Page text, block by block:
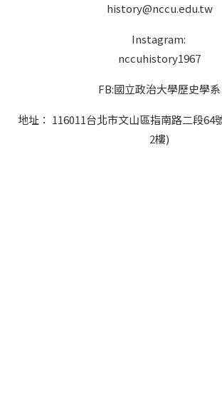
history@nccu.edu.tw
Instagram:
nccuhistory1967
FB:國立政治大學歷史學系
地址： 116011台北市文山區指南路二段64
2樓)